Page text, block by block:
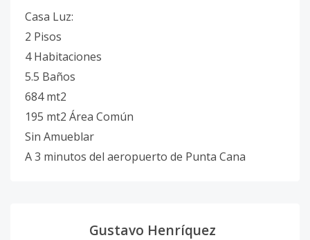
Casa Luz:
2 Pisos
4 Habitaciones
5.5 Baños
684 mt2
195 mt2 Área Común
Sin Amueblar
A 3 minutos del aeropuerto de Punta Cana
Gustavo Henríquez